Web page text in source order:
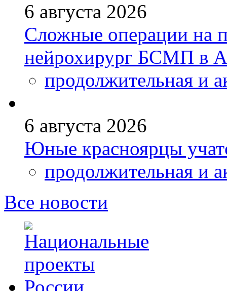
6 августа 2026
Сложные операции на
нейрохирург БСМП в
продолжительная и
6 августа 2026
Юные красноярцы
продолжительная и
Все новости